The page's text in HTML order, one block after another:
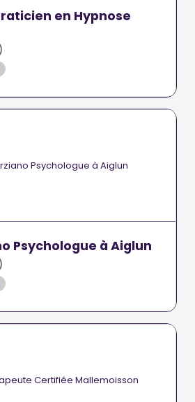
en Hypnose
Psychologue à Aiglun